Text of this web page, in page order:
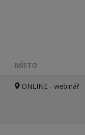
MÍSTO
ONLINE - webinář